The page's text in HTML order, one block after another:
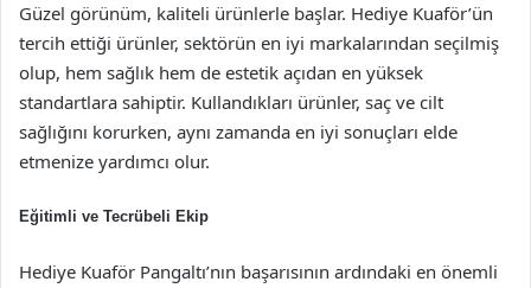
Güzel görünüm, kaliteli ürünlerle başlar. Hediye Kuaför’ün
tercih ettiği ürünler, sektörün en iyi markalarından seçilmiş
olup, hem sağlık hem de estetik açıdan en yüksek
standartlara sahiptir. Kullandıkları ürünler, saç ve cilt
sağlığını korurken, aynı zamanda en iyi sonuçları elde
etmenize yardımcı olur.
Eğitimli ve Tecrübeli Ekip
Hediye Kuaför Pangaltı’nın başarısının ardındaki en önemli